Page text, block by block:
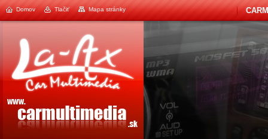
Domov Tlačiť Mapa stránky